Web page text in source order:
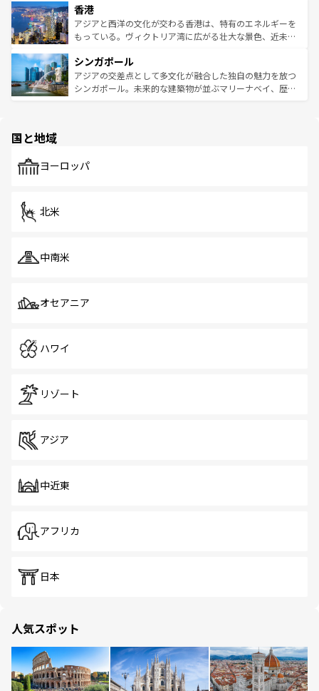
とつ。フォーやバインミー、ベトナムコーヒーなどは、ぜ
ひ現地で味わいたい。どの地域を訪れてもあたたかい人々
が旅行者を迎えてくれるので、きっと忘れられない旅にな
参照してほしい。
の活気が交差している。北部ではチェンマイなどの山岳地
帯で自然と触れ合い、南部ではプーケットやクラビの美し
いビーチでリゾート気分を楽しむことができる。タイ料理
激する。気候は一年中温暖で、どの季節にも異なる楽しみ
が待っている。親しみやすいタイの人々、仏教を中心とし
た文化、そして多様な観光資源が、訪れる旅人を魅了し続
香港
アジアと西洋の文化が交わる香港は、特有のエネルギーを
もっている。ヴィクトリア湾に広がる壮大な景色、近未来
み、どこを訪れても感動するはず。観光スポットが密集し
ており、効率よく見どころを回れるのも魅力。息をのむよ
うな絶景から文化的な体験まで、香港を存分に楽しみ尽く
シンガポール
アジアの交差点として多文化が融合した独自の魅力を放つ
シンガポール。未来的な建築物が並ぶマリーナベイ、歴史
で、ホーカーズは地元の風情を楽しめる外せないスポット
国と地域
ヨーロッパ
北米
中南米
オセアニア
ハワイ
リゾート
アジア
中近東
アフリカ
日本
人気スポット